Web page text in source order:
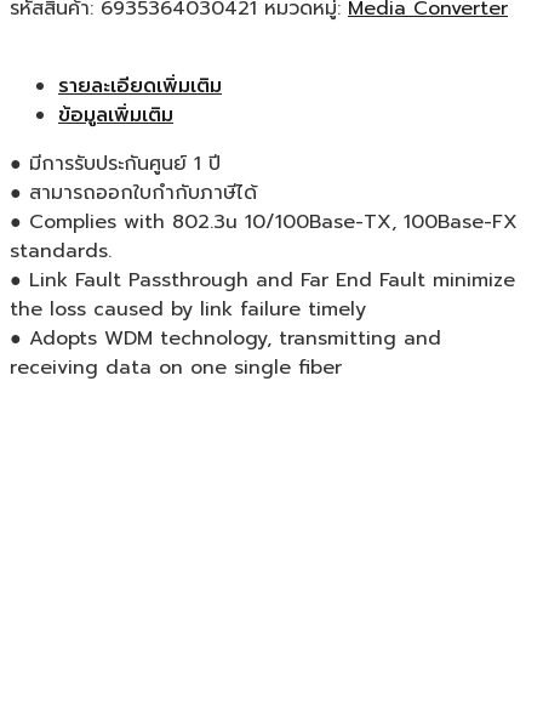
รหัสสินค้า: 6935364030421 หมวดหมู่: Media Converter
รายละเอียดเพิ่มเติม
ข้อมูลเพิ่มเติม
● มีการรับประกันศูนย์ 1 ปี
● สามารถออกใบกำกับภาษีได้
● Complies with 802.3u 10/100Base-TX, 100Base-FX
standards.
● Link Fault Passthrough and Far End Fault minimize
the loss caused by link failure timely
● Adopts WDM technology, transmitting and
receiving data on one single fiber